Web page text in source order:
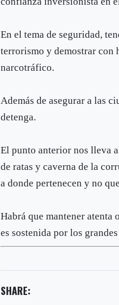
En el tema de seguridad,
terrorismo y demostrar con
narcotráfico.
Además de asegurar a las
detenga.
El punto anterior nos lleva
de ratas y caverna de la
a donde pertenecen y no
Habrá que mantener
es sostenida por los
SHARE: